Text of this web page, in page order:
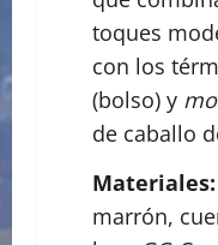
toques
con los
(bolso) y
de caballo
Materiales:
marrón,